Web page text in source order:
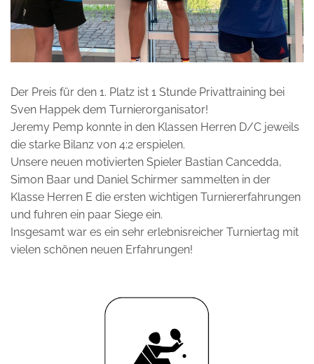
Der Preis für den 1. Platz ist 1 Stunde Privattraining bei
Sven Happek dem Turnierorganisator!
Jeremy Pemp konnte in den Klassen Herren D/C jeweils
die starke Bilanz von 4:2 erspielen.
Unsere neuen motivierten Spieler Bastian Cancedda,
Simon Baar und Daniel Schirmer sammelten in der
Klasse Herren E die ersten wichtigen Turniererfahrungen
und fuhren ein paar Siege ein.
Insgesamt war es ein sehr erlebnisreicher Turniertag mit
vielen schönen neuen Erfahrungen!